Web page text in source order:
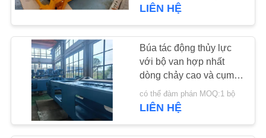
CÁC
TRƯỜNG
HỢP
YÊU
CẦU
BÁO
Máy điều khiển 360
độ
15
LIÊN HỆ
Búa tác động thủy lực
với bộ van hợp nhất
dòng chảy cao và cụm
van điều khiển tích hợp
– HDY25 cho đóng cọc
có thể đàm phán MOQ:1 bộ
LIÊN HỆ